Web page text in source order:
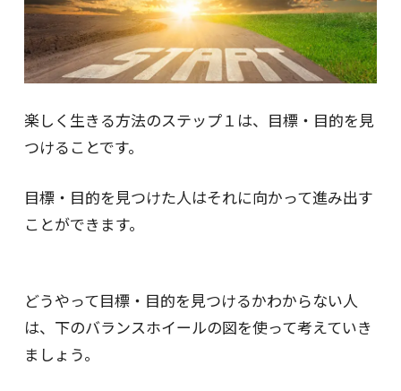
楽しく生きる方法のステップ１は、目標・目的を見
つけることです。
目標・目的を見つけた人はそれに向かって進み出す
ことができます。
どうやって目標・目的を見つけるかわからない人
は、下のバランスホイールの図を使って考えていき
ましょう。